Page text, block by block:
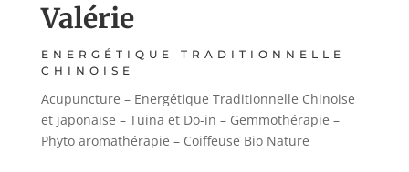
Valérie
ENERGÉTIQUE TRADITIONNELLE
CHINOISE
Acupuncture – Energétique Traditionnelle Chinoise
et japonaise – Tuina et Do-in – Gemmothérapie –
Phyto aromathérapie – Coiffeuse Bio Nature